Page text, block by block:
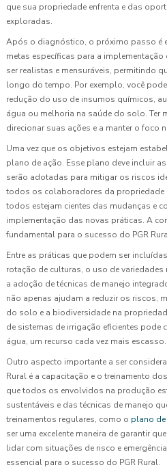
que sua propriedade enfrenta e das
exploradas.
Após o diagnóstico, o próximo passo é
metas específicas para a implementação
ser realistas e mensuráveis, permitindo
longo do tempo. Por exemplo, você
redução do uso de insumos químicos,
água ou melhoria na saúde do solo. Ter
direcionar suas ações e a manter o foco
Uma vez que os objetivos estejam
plano de ação. Esse plano deve incluir
serão adotadas para mitigar os riscos
todos os colaboradores da propriedade
todos estejam cientes das mudanças e
implementação das novas práticas. A
fundamental para o sucesso do PGR
Entre as práticas que podem ser
rotação de culturas, o uso de
a adoção de técnicas de manejo
não apenas ajudam a reduzir os riscos,
do solo e a biodiversidade na
de sistemas de irrigação eficientes pode
água, um recurso cada vez mais escasso.
Outro aspecto importante a ser
Rural é a capacitação e o treinamento
que todos os envolvidos na produção
sustentáveis e das técnicas de manejo
treinamentos regulares, como o plano de
ser uma excelente maneira de garantir
lidar com situações de risco e
essencial para o sucesso do PGR Rural.